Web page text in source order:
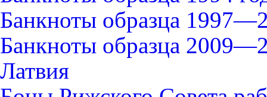
Банкноты образца
Банкноты образца
Латвия